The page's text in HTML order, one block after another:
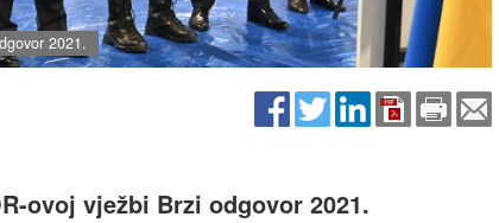
2021.
ovoj vježbi Brzi odgovor 2021.